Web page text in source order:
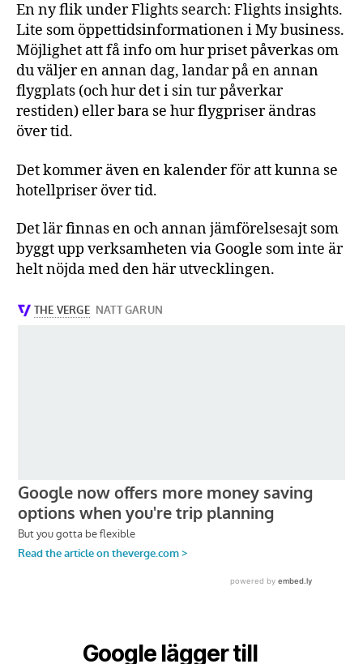
En ny flik under Flights search: Flights insights.
Lite som öppettidsinformationen i My business.
Möjlighet att få info om hur priset påverkas om
du väljer en annan dag, landar på en annan
flygplats (och hur det i sin tur påverkar
restiden) eller bara se hur flygpriser ändras
över tid.
Det kommer även en kalender för att kunna se
hotellpriser över tid.
Det lär finnas en och annan jämförelsesajt som
byggt upp verksamheten via Google som inte är
helt nöjda med den här utvecklingen.
Google lägger till